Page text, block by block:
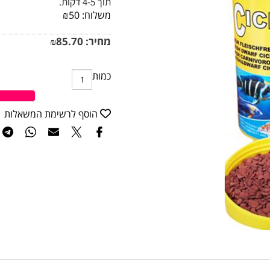
משלוח:
₪50
מחיר: ₪85.70
כמות
הוסף לרשימת המשאלות